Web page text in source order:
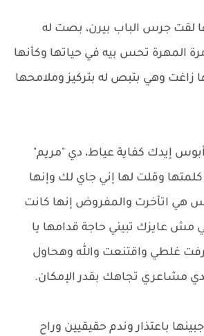
لقت جرس الباب بيرن، بصت له
المهرة تحس بيه في حياتها وكأنها
زاغت وهي بتبص له بتركيز وملامحها
إيدك كفاية عياط، دي "مريم"
وقلت لها إني جاي لك وإنها
هي اتأخرت والمفروض إنها كانت
مش عايزك تبيني حاجة قدامها يا
غلطي واقتنعت والله وهحاول
مشاعري تجاهك بقدر الإمكان.
باعتذار وندم حقيقيين وراح